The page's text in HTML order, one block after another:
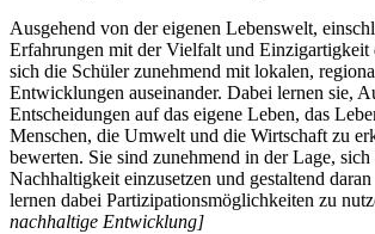
Ausgehend von der eigenen Lebenswelt,
Erfahrungen mit der Vielfalt und Einzigartigkeit
sich die Schüler zunehmend mit lokalen,
Entwicklungen auseinander. Dabei lernen sie,
Entscheidungen auf das eigene Leben, das
Menschen, die Umwelt und die Wirtschaft zu
bewerten. Sie sind zunehmend in der Lage,
Nachhaltigkeit einzusetzen und gestaltend
lernen dabei Partizipationsmöglichkeiten zu
nachhaltige Entwicklung]